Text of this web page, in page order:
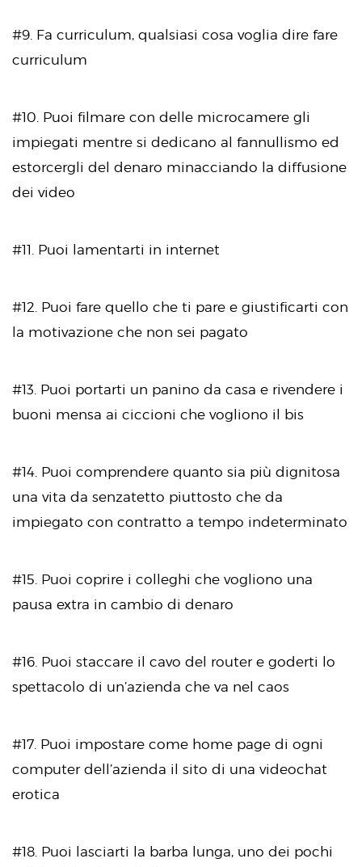
#9. Fa curriculum, qualsiasi cosa voglia dire fare
curriculum
#10. Puoi filmare con delle microcamere gli
impiegati mentre si dedicano al fannullismo ed
estorcergli del denaro minacciando la diffusione
dei video
#11. Puoi lamentarti in internet
#12. Puoi fare quello che ti pare e giustificarti con
la motivazione che non sei pagato
#13. Puoi portarti un panino da casa e rivendere i
buoni mensa ai ciccioni che vogliono il bis
#14. Puoi comprendere quanto sia più dignitosa
una vita da senzatetto piuttosto che da
impiegato con contratto a tempo indeterminato
#15. Puoi coprire i colleghi che vogliono una
pausa extra in cambio di denaro
#16. Puoi staccare il cavo del router e goderti lo
spettacolo di un’azienda che va nel caos
#17. Puoi impostare come home page di ogni
computer dell’azienda il sito di una videochat
erotica
#18. Puoi lasciarti la barba lunga, uno dei pochi